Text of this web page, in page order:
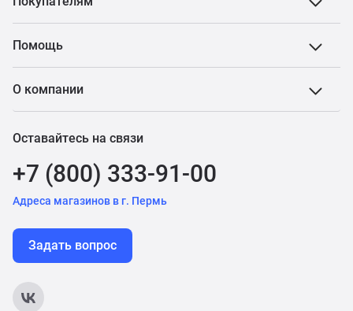
Помощь
О компании
Оставайтесь на связи
+7 (800) 333-91-00
Адреса магазинов в г. Пермь
Задать вопрос